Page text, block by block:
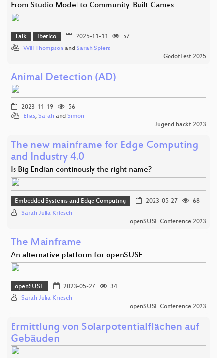
From Studio Model to Community-Built Games
Talk Iberico 2025-11-11
57
Will Thompson and Sarah Spiers
GodotFest 2025
Animal Detection (AD)
2023-11-19
56
Elias, Sarah and Simon
Jugend hackt 2023
The new mainframe for Edge Computing
and Industry 4.0
Is Big Endian continously the right name?
Embedded Systems and Edge Computing 2023-05-27
68
Sarah Julia Kriesch
openSUSE Conference 2023
The Mainframe
An alternative platform for openSUSE
openSUSE 2023-05-27
34
Sarah Julia Kriesch
openSUSE Conference 2023
Ermittlung von Solarpotentialflächen auf
Gebäuden